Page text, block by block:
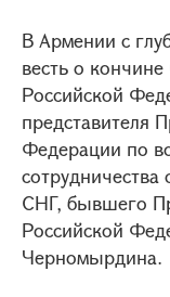
В Армении с
весть о
Российской
представителя
Федерации по
сотрудничества
СНГ, бывшего
Российской
Черномырдина.